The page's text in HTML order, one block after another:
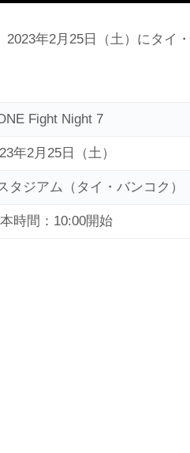
2023年2月25日（土）にタイ
Fight Night 7
年2月25日（土）
タジアム（タイ・バンコク）
本時間：10:00開始